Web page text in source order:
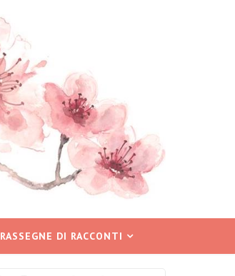
RASSEGNE DI RACCONTI